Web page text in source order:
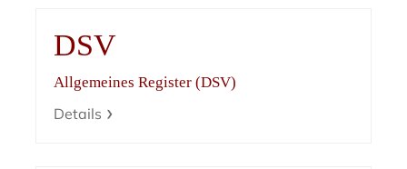
DSV
Allgemeines Register (DSV)
Details